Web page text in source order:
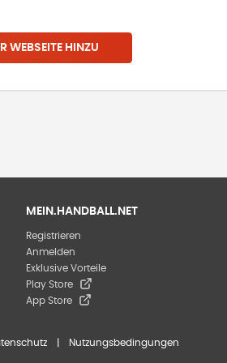
WEBSEITE HINZU
MEIN.HANDBALL.NET
Registrieren
Anmelden
Exklusive Vorteile
Play Store
App Store
Nutzungsbedingungen